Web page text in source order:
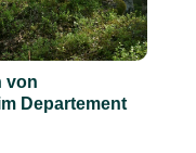
von
Departement